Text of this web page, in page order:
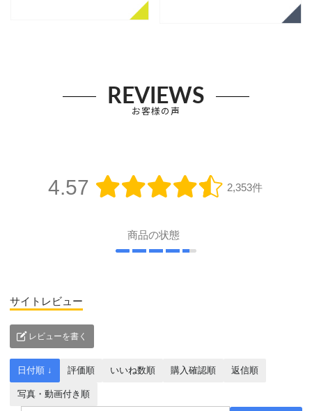
REVIEWS
お客様の声
4.57 2,353件
商品の状態
サイトレビュー
レビューを書く
日付順 ↓ 評価順 いいね数順 購入確認順 返信順
写真・動画付き順